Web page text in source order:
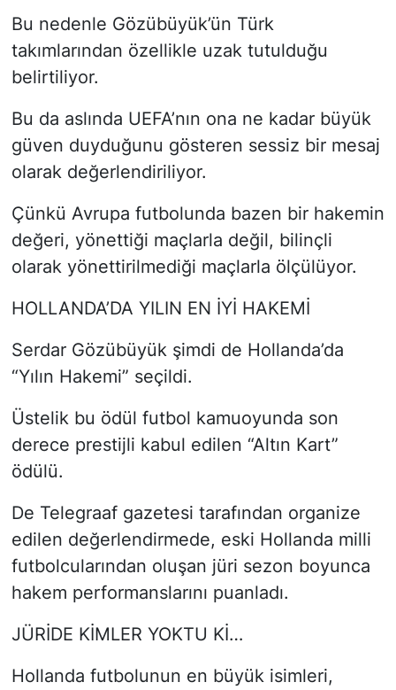
Bu nedenle Gözübüyük’ün Türk
takımlarından özellikle uzak tutulduğu
belirtiliyor.
Bu da aslında UEFA’nın ona ne kadar büyük
güven duyduğunu gösteren sessiz bir mesaj
olarak değerlendiriliyor.
Çünkü Avrupa futbolunda bazen bir hakemin
değeri, yönettiği maçlarla değil, bilinçli
olarak yönettirilmediği maçlarla ölçülüyor.
HOLLANDA’DA YILIN EN İYİ HAKEMİ
Serdar Gözübüyük şimdi de Hollanda’da
“Yılın Hakemi” seçildi.
Üstelik bu ödül futbol kamuoyunda son
derece prestijli kabul edilen “Altın Kart”
ödülü.
De Telegraaf gazetesi tarafından organize
edilen değerlendirmede, eski Hollanda milli
futbolcularından oluşan jüri sezon boyunca
hakem performanslarını puanladı.
JÜRİDE KİMLER YOKTU Kİ…
Hollanda futbolunun en büyük isimleri,